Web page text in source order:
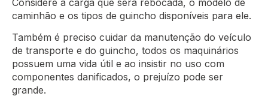
caminhão e os tipos de guincho disponíveis para ele.
Também é preciso cuidar da manutenção do veículo
de transporte e do guincho, todos os maquinários
possuem uma vida útil e ao insistir no uso com
componentes danificados, o prejuízo pode ser
grande.